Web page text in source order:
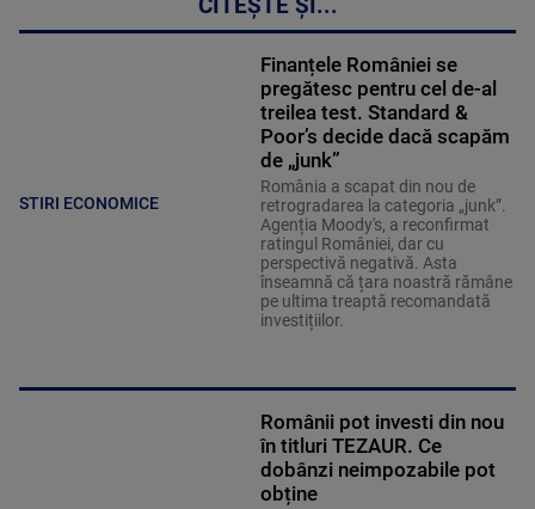
CITEȘTE ȘI...
STIRI ECONOMICE
Finanțele României se
pregătesc pentru cel de-al
treilea test. Standard &
Poor’s decide dacă scapăm
de „junk”
România a scapat din nou de
retrogradarea la categoria „junk”.
Agenția Moody's, a reconfirmat
ratingul României, dar cu
perspectivă negativă. Asta
înseamnă că țara noastră rămâne
pe ultima treaptă recomandată
investițiilor.
Românii pot investi din nou
în titluri TEZAUR. Ce
dobânzi neimpozabile pot
obține